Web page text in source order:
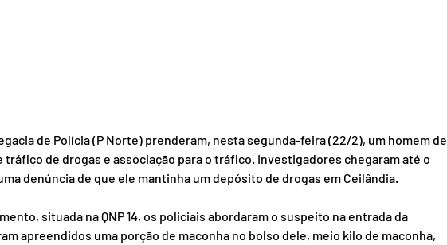
de Polícia (P Norte) prenderam, nesta segunda-feira (22/2), um homem de
tráfico de drogas e associação para o tráfico. Investigadores chegaram até o
denúncia de que ele mantinha um depósito de drogas em Ceilândia.
situada na QNP 14, os policiais abordaram o suspeito na entrada da
apreendidos uma porção de maconha no bolso dele, meio kilo de maconha,